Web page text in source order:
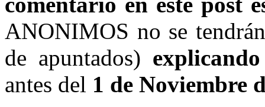
ANONIMOS no se
de apuntados)
antes del 1 de Noviembre